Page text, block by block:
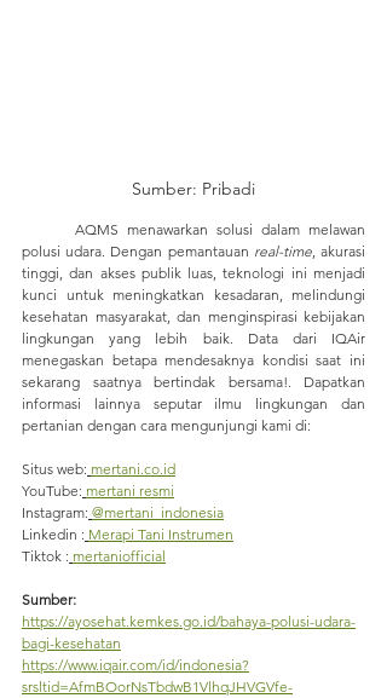
Sumber: Pribadi
polusi udara. Dengan pemantauan real-time, akurasi
tinggi, dan akses publik luas, teknologi ini menjadi
kunci untuk meningkatkan kesadaran, melindungi
kesehatan masyarakat, dan menginspirasi kebijakan
lingkungan yang lebih baik. Data dari IQAir
menegaskan betapa mendesaknya kondisi saat ini
sekarang saatnya bertindak bersama!. Dapatkan
informasi lainnya seputar ilmu lingkungan dan
pertanian dengan cara mengunjungi kami di:
Situs web: mertani.co.id
YouTube: mertani resmi
Instagram: @mertani_indonesia
Linkedin : Merapi Tani Instrumen
Tiktok : mertaniofficial
Sumber:
https://ayosehat.kemkes.go.id/bahaya-polusi-udara-
bagi-kesehatan
https://www.iqair.com/id/indonesia?
srsltid=AfmBOorNsTbdwB1VlhqJHVGVfe-